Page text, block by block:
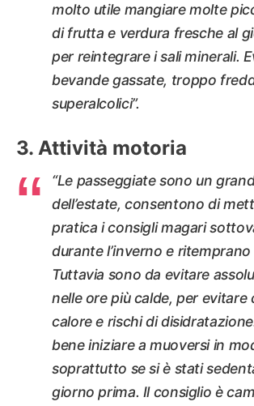
molto utile mangiare molte
di frutta e verdura fresche al
per reintegrare i sali minerali.
bevande gassate, troppo
superalcolici”.
Attività motoria
“Le passeggiate sono un
dell’estate, consentono di
pratica i consigli magari
durante l’inverno e
Tuttavia sono da evitare
nelle ore più calde, per evitare
calore e rischi di
bene iniziare a muoversi in
soprattutto se si è stati
giorno prima. Il consiglio è